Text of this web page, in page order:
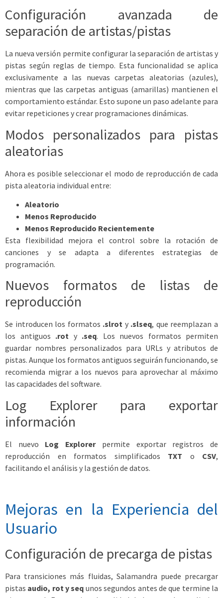
Configuración avanzada de
separación de artistas/pistas
La nueva versión permite configurar la separación de artistas y
pistas según reglas de tiempo. Esta funcionalidad se aplica
exclusivamente a las nuevas carpetas aleatorias (azules),
mientras que las carpetas antiguas (amarillas) mantienen el
comportamiento estándar. Esto supone un paso adelante para
evitar repeticiones y crear programaciones dinámicas.
Modos personalizados para pistas
aleatorias
Ahora es posible seleccionar el modo de reproducción de cada
pista aleatoria individual entre:
Aleatorio
Menos Reproducido
Menos Reproducido Recientemente
Esta flexibilidad mejora el control sobre la rotación de
canciones y se adapta a diferentes estrategias de
programación.
Nuevos formatos de listas de
reproducción
Se introducen los formatos .slrot y .slseq, que reemplazan a
los antiguos .rot y .seq. Los nuevos formatos permiten
guardar nombres personalizados para URLs y atributos de
pistas. Aunque los formatos antiguos seguirán funcionando, se
recomienda migrar a los nuevos para aprovechar al máximo
las capacidades del software.
Log Explorer para exportar
información
El nuevo Log Explorerpermite exportar registros de
reproducción en formatos simplificados TXT o CSV,
facilitando el análisis y la gestión de datos.
Mejoras en la Experiencia del
Usuario
Configuración de precarga de pistas
Para transiciones más fluidas, Salamandra puede precargar
pistas audio, rot y seq unos segundos antes de que termine la